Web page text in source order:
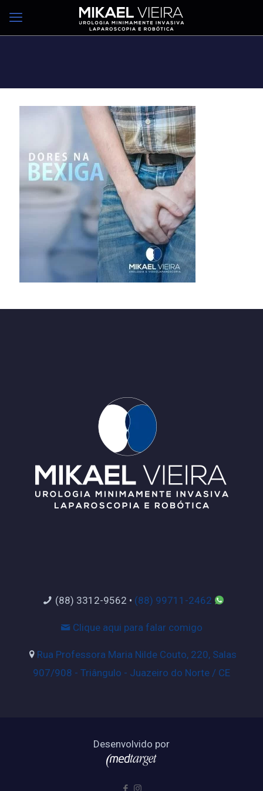
(88) 3312-9562 • (88) 99711-2462
Clique aqui para falar comigo
Rua Professora Maria Nilde Couto, 220, Salas
907/908 - Triângulo - Juazeiro do Norte / CE
Desenvolvido por